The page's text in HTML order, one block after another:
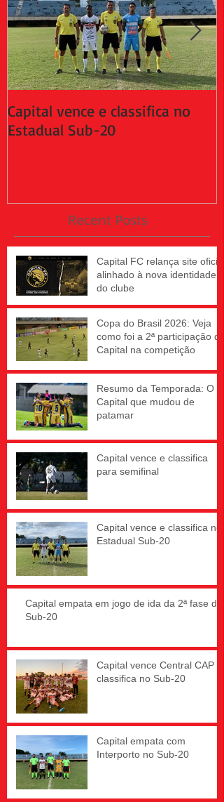
Capital vence e classifica no
Estadual Sub-20
Recent Posts
Capital FC relança site oficial
alinhado à nova identidade
do clube
Copa do Brasil 2026: Veja
como foi a 2ª participação do
Capital na competição
Resumo da Temporada: O
Capital que mudou de
patamar
Capital vence e classifica
para semifinal
Capital vence e classifica no
Estadual Sub-20
Capital empata em jogo de ida da 2ª fase do
Sub-20
Capital vence Central CAP e
classifica no Sub-20
Capital empata com
Interporto no Sub-20